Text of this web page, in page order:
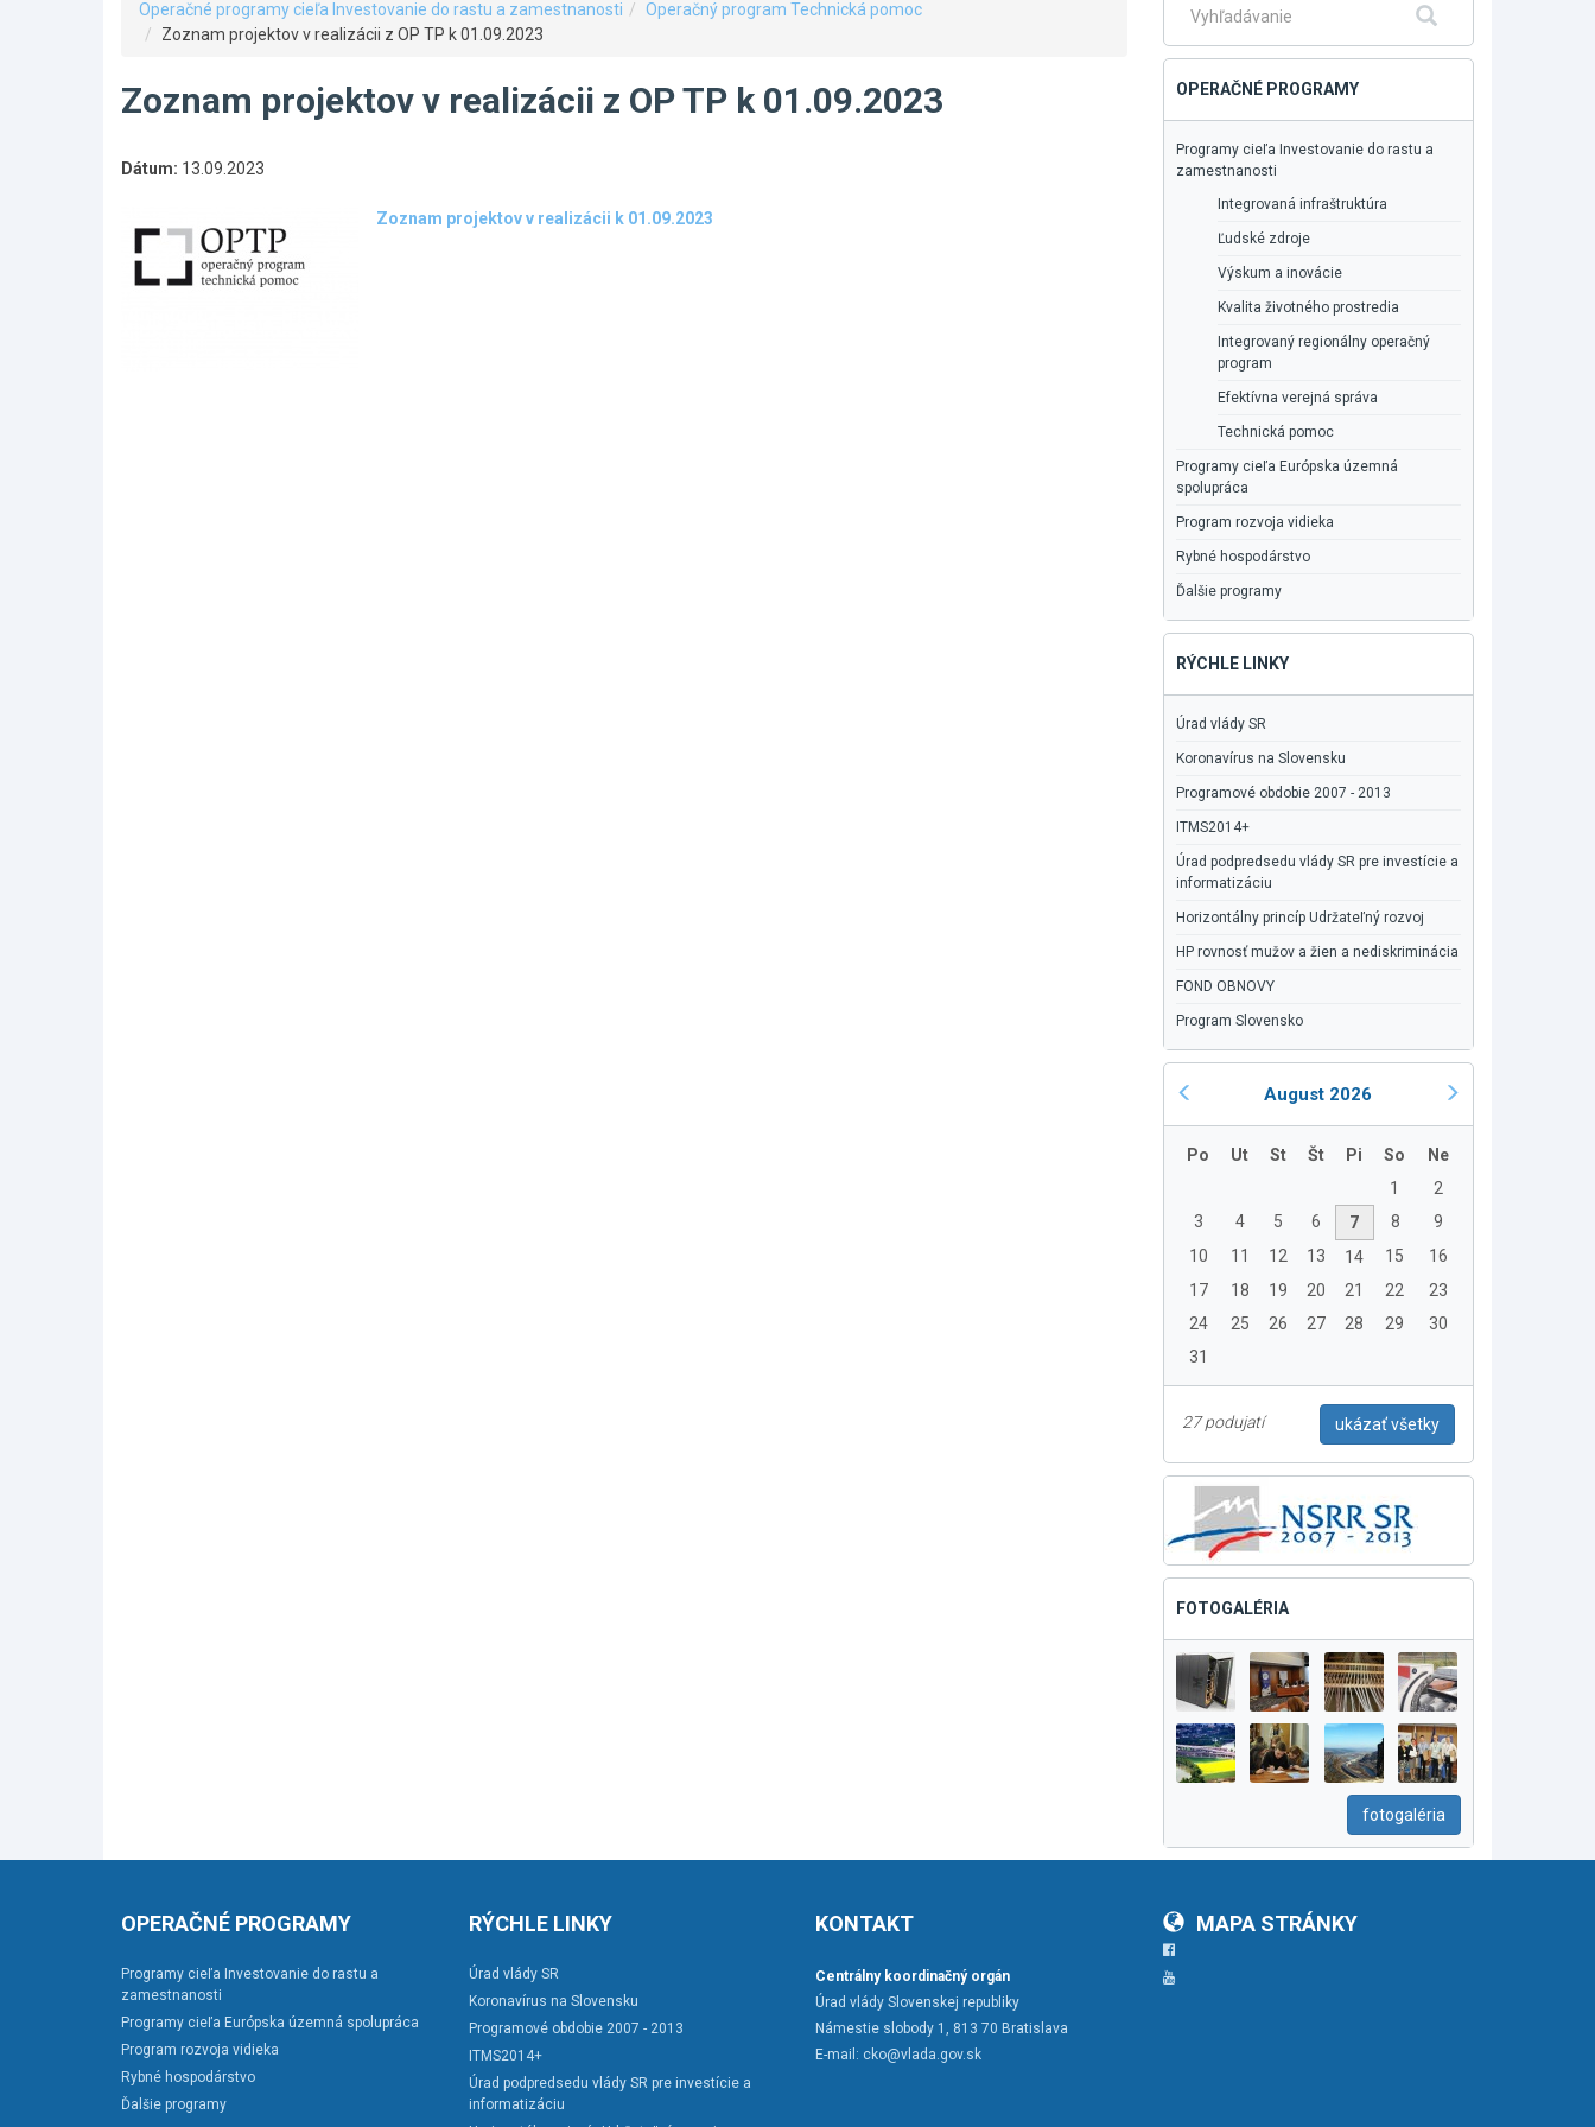
Operačné programy cieľa Investovanie do rastu a zamestnanosti
Operačný program Technická pomoc
Zoznam projektov v realizácii z OP TP k 01.09.2023
Zoznam projektov v realizácii z OP TP k 01.09.2023
Dátum: 13.09.2023
Zoznam projektov v realizácii k 01.09.2023
Fulltextové
OPERAČNÉ PROGRAMY
Programy cieľa Investovanie do rastu a
zamestnanosti
Integrovaná infraštruktúra
Ľudské zdroje
Výskum a inovácie
Kvalita životného prostredia
Integrovaný regionálny operačný
program
Efektívna verejná správa
Technická pomoc
Programy cieľa Európska územná
spolupráca
Program rozvoja vidieka
Rybné hospodárstvo
Ďalšie programy
RÝCHLE LINKY
Úrad vlády SR
Koronavírus na Slovensku
Programové obdobie 2007 - 2013
ITMS2014+
Úrad podpredsedu vlády SR pre investície a
informatizáciu
Horizontálny princíp Udržateľný rozvoj
HP rovnosť mužov a žien a nediskriminácia
FOND OBNOVY
Program Slovensko
August 2026
Po Ut St Št Pi So
Ne
1
2
3
4 5 6 7 8
9
10
11 12 13 14 15
16
17
18 19 20 21 22
23
24
25 26 27 28 29
30
31
27 podujatí ukázať všetky
FOTOGALÉRIA
fotogaléria
OPERAČNÉ PROGRAMY
Programy cieľa Investovanie do rastu a
zamestnanosti
Programy cieľa Európska územná spolupráca
Program rozvoja vidieka
Rybné hospodárstvo
Ďalšie programy
RÝCHLE LINKY
Úrad vlády SR
Koronavírus na Slovensku
Programové obdobie 2007 - 2013
ITMS2014+
Úrad podpredsedu vlády SR pre investície a
informatizáciu
KONTAKT
Centrálny koordinačný orgán
Úrad vlády Slovenskej republiky
Námestie slobody 1, 813 70 Bratislava
E-mail: cko@vlada.gov.sk
MAPA STRÁNKY
Facebook
YouTube